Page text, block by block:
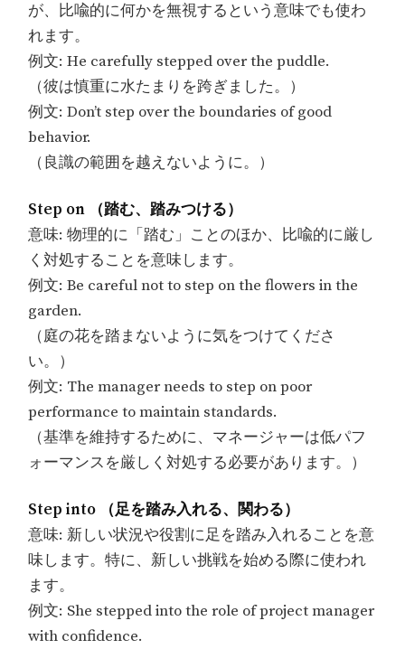
が、比喩的に何かを無視するという意味でも使わ
れます。
例文: He carefully stepped over the puddle.
（彼は慎重に水たまりを跨ぎました。）
例文: Don’t step over the boundaries of good
behavior.
（良識の範囲を越えないように。）
Step on （踏む、踏みつける）
意味: 物理的に「踏む」ことのほか、比喩的に厳し
く対処することを意味します。
例文: Be careful not to step on the flowers in the
garden.
（庭の花を踏まないように気をつけてくださ
い。）
例文: The manager needs to step on poor
performance to maintain standards.
（基準を維持するために、マネージャーは低パフ
ォーマンスを厳しく対処する必要があります。）
Step into （足を踏み入れる、関わる）
意味: 新しい状況や役割に足を踏み入れることを意
味します。特に、新しい挑戦を始める際に使われ
ます。
例文: She stepped into the role of project manager
with confidence.